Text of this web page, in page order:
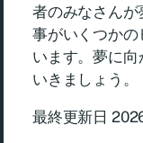
者のみなさん
事がいくつか
います。夢に
いきましょう。
最終更新日